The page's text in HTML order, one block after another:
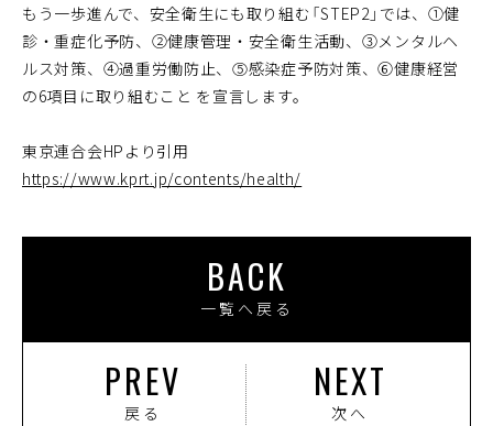
もう一歩進んで、安全衛生にも取り組む「STEP2」では、①健
診・重症化予防、②健康管理・安全衛生活動、③メンタルヘ
ルス対策、④過重労働防止、⑤感染症予防対策、⑥健康経営
の6項目に取り組むこと を宣言します。
東京連合会HPより引用
https://www.kprt.jp/contents/health/
PREV
戻る
BACK
一覧へ戻る
NEXT
次へ